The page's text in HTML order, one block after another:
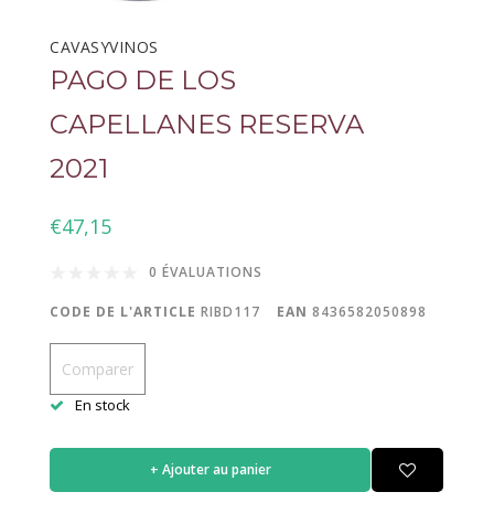
CAVASYVINOS
PAGO DE LOS
CAPELLANES RESERVA
2021
€47,15
0 ÉVALUATIONS
CODE DE L'ARTICLE RIBD117 EAN 8436582050898
Comparer
En stock
+ Ajouter au panier